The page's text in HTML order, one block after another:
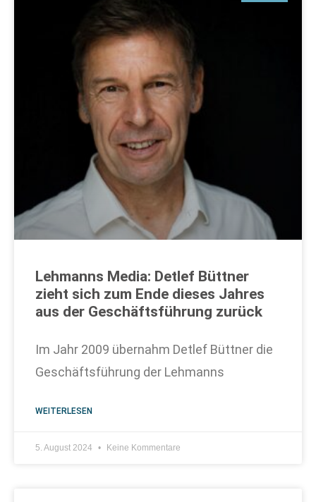
Lehmanns Media: Detlef Büttner
zieht sich zum Ende dieses Jahres
aus der Geschäftsführung zurück
Im Jahr 2009 übernahm Detlef Büttner die
Geschäftsführung der Lehmanns
WEITERLESEN
5. August 2024 Keine Kommentare